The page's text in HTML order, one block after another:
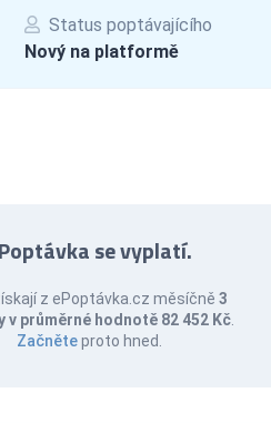
Status poptávajícího
Nový na platformě
se vyplatí.
z ePoptávka.cz měsíčně3
v průměrné hodnotě 82 452 Kč.
Začněteproto hned.